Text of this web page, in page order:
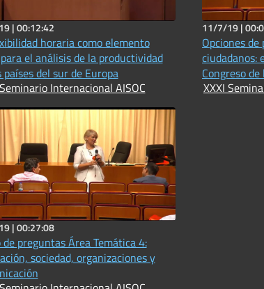
|00:12:42
horaria como elemento
el análisis de la productividad
países del sur de Europa
Internacional AISOC
11/7/19 |
Opciones
ciudadanos:
Congreso
XXXI
|00:27:08
de preguntas Área Temática 4:
sociedad, organizaciones y